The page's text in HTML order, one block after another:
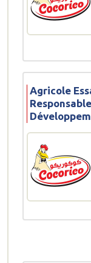
Agricole